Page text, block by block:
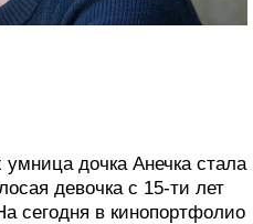
дочка Анечка стала
девочка с 15-ти лет
сегодня в кинопортфолио